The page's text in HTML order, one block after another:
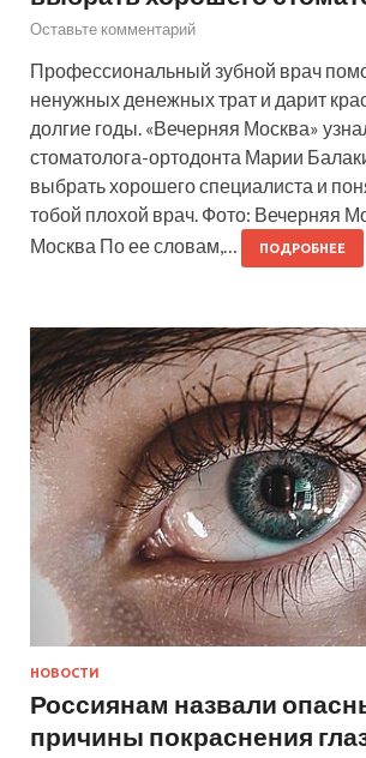
Оставьте комментарий
Профессиональный зубной врач
ненужных денежных трат и дарит
долгие годы. «Вечерняя Москва»
стоматолога-ортодонта Марии
выбрать хорошего специалиста и
тобой плохой врач. Фото: Вечерняя
Москва По ее словам,…
ПОДРОБНЕЕ
НОВОСТИ
Россиянам назвали
причины покраснения